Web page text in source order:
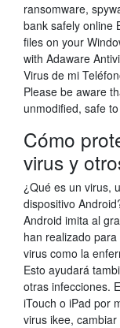
ransomware,
bank safely online
files on your
with Adaware
Virus de mi
Please be aware
unmodified, safe
Cómo
virus y
¿Qué es un virus,
dispositivo
Android imita al
han realizado
virus como la
Esto ayudará
otras infecciones.
iTouch o iPad por
virus ikee,